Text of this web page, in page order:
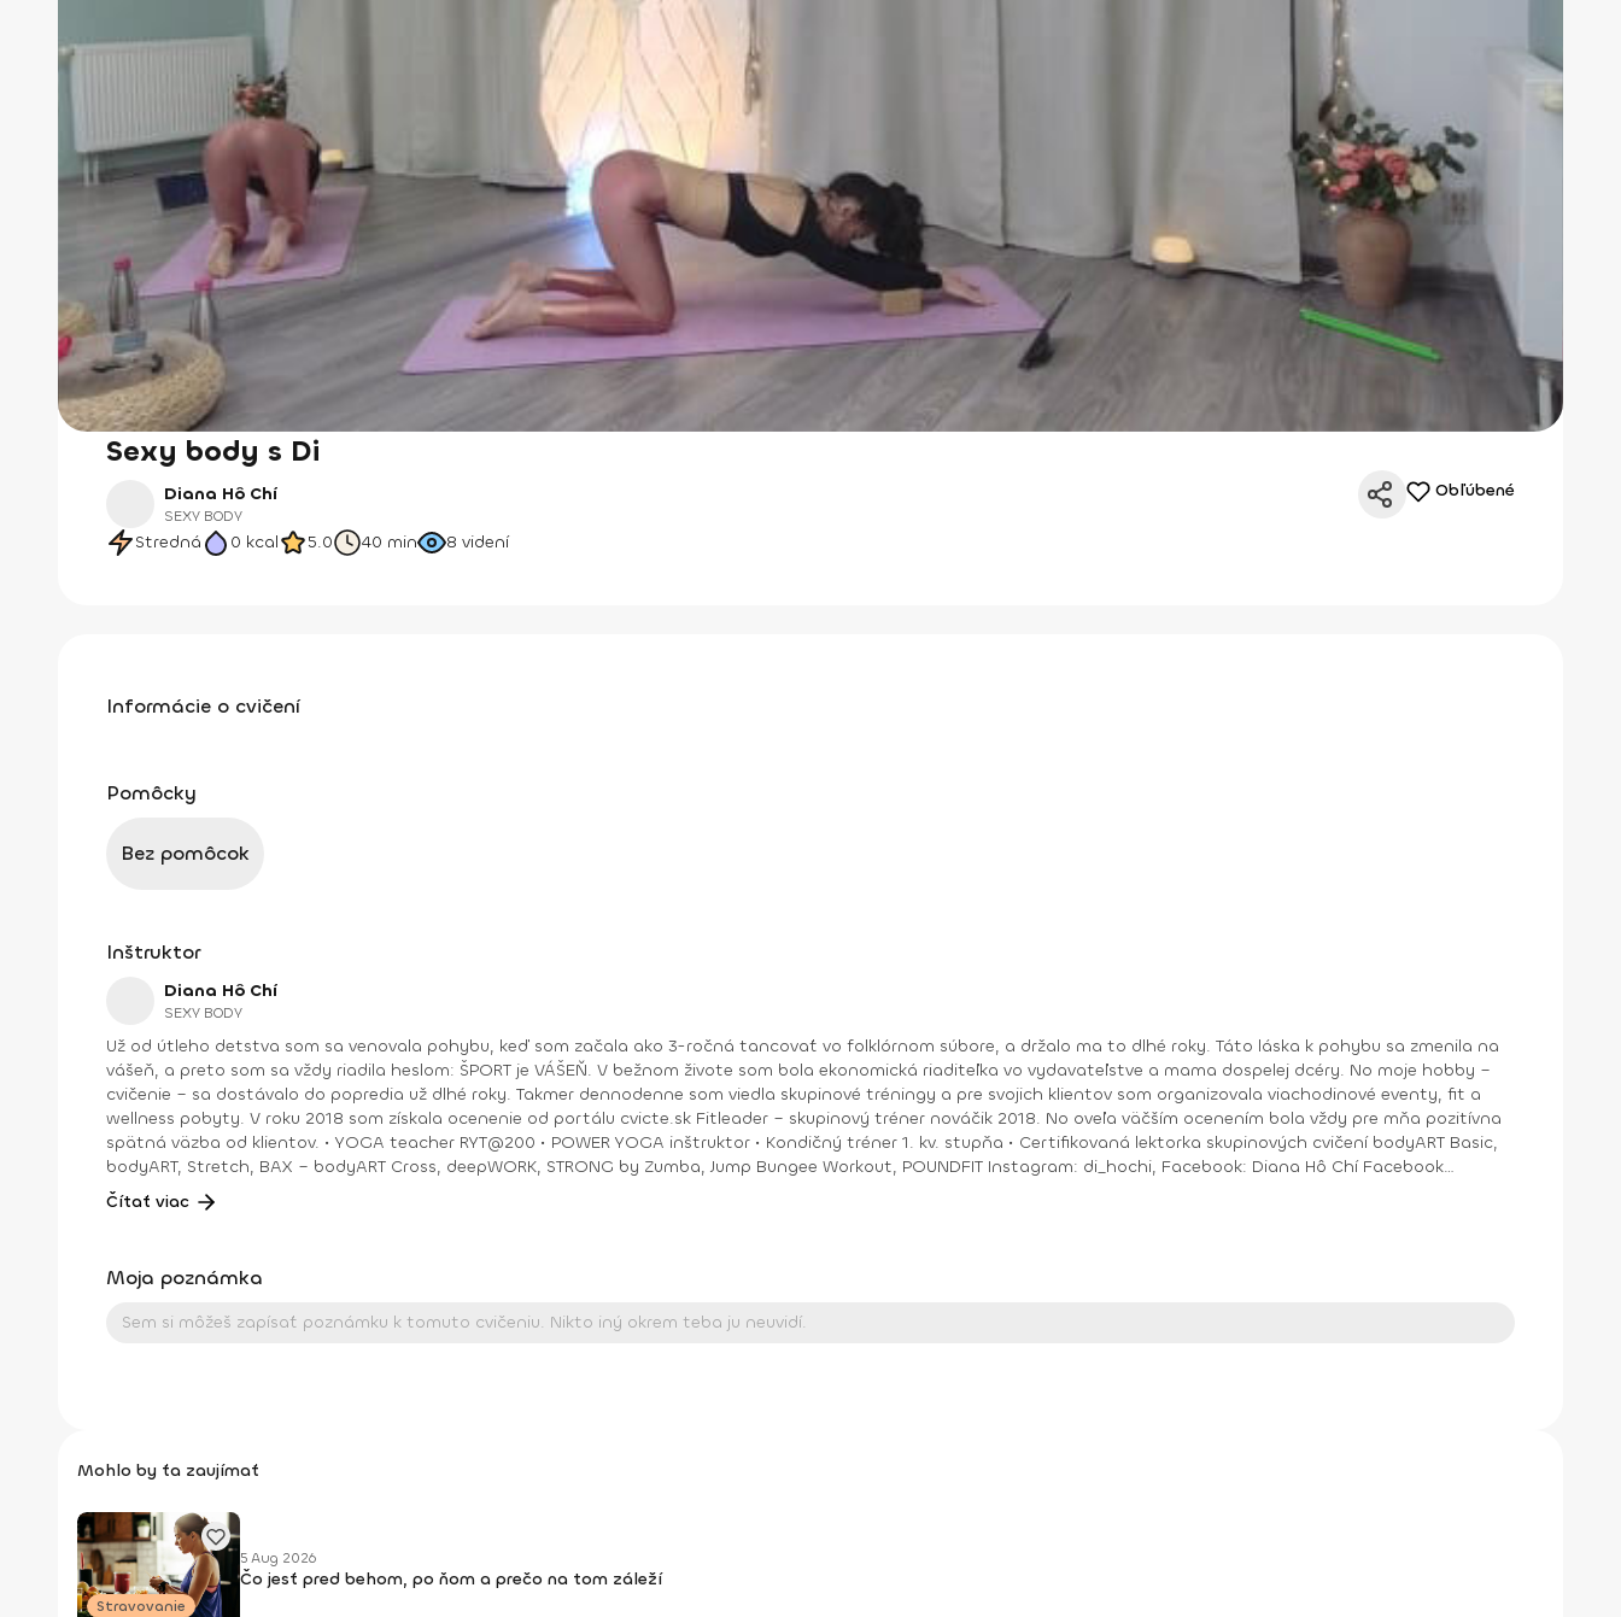
Sexy body s Di
Diana Hô Chí
SEXY BODY
Stredná 0 kcal 5.0 40 min 8 videní
Obľúbené
Informácie o cvičení
Pomôcky
Bez pomôcok
Inštruktor
Diana Hô Chí
SEXY BODY
Už od útleho detstva som sa venovala pohybu, keď som začala ako 3-ročná tancovať vo folklórnom súbore, a držalo ma to dlhé roky. Táto láska k pohybu sa zmenila na
vášeň, a preto som sa vždy riadila heslom: ŠPORT je VÁŠEŇ. V bežnom živote som bola ekonomická riaditeľka vo vydavateľstve a mama dospelej dcéry. No moje hobby –
cvičenie – sa dostávalo do popredia už dlhé roky. Takmer dennodenne som viedla skupinové tréningy a pre svojich klientov som organizovala viachodinové eventy, fit a
wellness pobyty. V roku 2018 som získala ocenenie od portálu cvicte.sk Fitleader – skupinový tréner nováčik 2018. No oveľa väčším ocenením bola vždy pre mňa pozitívna
spätná väzba od klientov. • YOGA teacher RYT@200 • POWER YOGA inštruktor • Kondičný tréner 1. kv. stupňa • Certifikovaná lektorka skupinových cvičení bodyART Basic,
bodyART, Stretch, BAX – bodyART Cross, deepWORK, STRONG by Zumba, Jump Bungee Workout, POUNDFIT Instagram: di_hochi, Facebook: Diana Hô Chí Facebook
skupina: ŠPORT je VÁŠEŇ
Čítať viac
Moja poznámka
Mohlo by ťa zaujímať
Stravovanie
5 Aug 2026
Čo jesť pred behom, po ňom a prečo na tom záleží